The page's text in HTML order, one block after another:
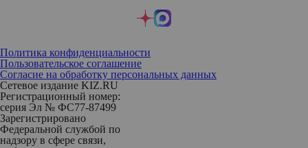
Политика конфиденциальности
Пользовательское соглашение
Согласие на обработку персональных данных
Сетевое издание KIZ.RU
Регистрационный номер:
серия Эл № ФС77-87499
Зарегистрировано
Федеральной службой по
надзору в сфере связи,